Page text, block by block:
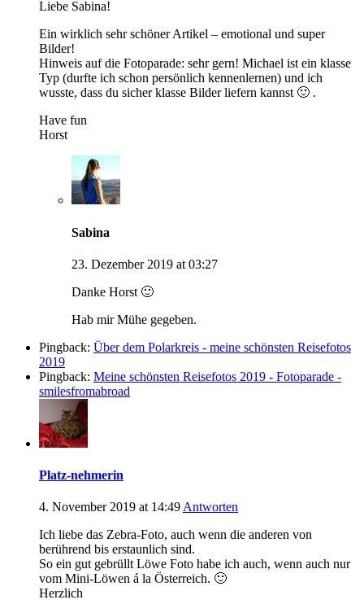
Liebe Sabina!
Ein wirklich sehr schöner Artikel – emotional und super
Bilder!
Hinweis auf die Fotoparade: sehr gern! Michael ist ein klasse
Typ (durfte ich schon persönlich kennenlernen) und ich
wusste, dass du sicher klasse Bilder liefern kannst 🙂 .
Have fun
Horst
Sabina
23. Dezember 2019 at 03:27
Danke Horst 🙂
Hab mir Mühe gegeben.
Pingback: Über dem Polarkreis - meine schönsten Reisefotos
2019
Pingback: Meine schönsten Reisefotos 2019 - Fotoparade -
smilesfromabroad
Platz-nehmerin
4. November 2019 at 14:49Antworten
Ich liebe das Zebra-Foto, auch wenn die anderen von
berührend bis erstaunlich sind.
So ein gut gebrüllt Löwe Foto habe ich auch, wenn auch nur
vom Mini-Löwen á la Österreich. 🙂
Herzlich